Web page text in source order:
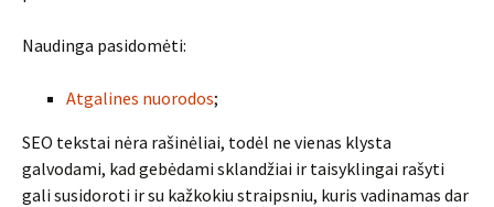
Naudinga pasidomėti:
Atgalines nuorodos;
SEO tekstai nėra rašinėliai, todėl ne vienas klysta
galvodami, kad gebėdami sklandžiai ir taisyklingai rašyti
gali susidoroti ir su kažkokiu straipsniu, kuris vadinamas dar